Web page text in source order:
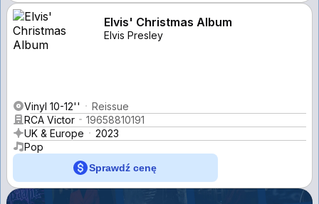
Elvis' Christmas Album
Elvis Presley
Vinyl 10-12''
Reissue
RCA Victor
19658810191
UK & Europe
2023
Pop
Sprawdź cenę